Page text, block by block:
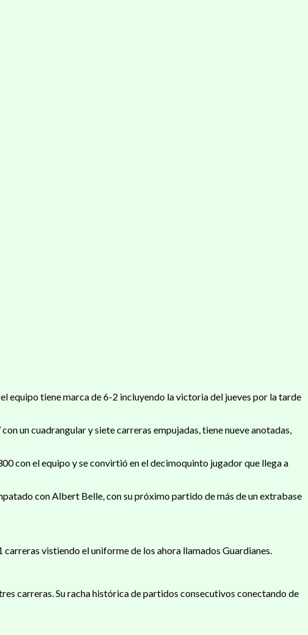
equipo tiene marca de 6-2 incluyendo la victoria del jueves por la tarde
un cuadrangular y siete carreras empujadas, tiene nueve anotadas,
con el equipo y se convirtió en el decimoquinto jugador que llega a
con Albert Belle, con su próximo partido de más de un extrabase
vistiendo el uniforme de los ahora llamados Guardianes.
carreras. Su racha histórica de partidos consecutivos conectando de